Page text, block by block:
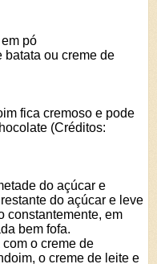
pó
batata ou creme de
fica cremoso e pode
(Créditos:
do açúcar e
do açúcar e leve
constantemente, em
bem fofa.
o creme de
o creme de leite e